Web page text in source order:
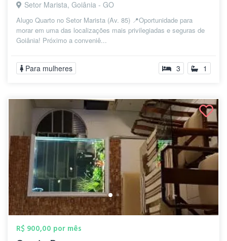
Setor Marista, Goiânia - GO
Alugo Quarto no Setor Marista (Av. 85) 📍 ​Oportunidade para
morar em uma das localizações mais privilegiadas e seguras de
Goiânia! Próximo a conveniê...
Para mulheres 3 1
R$ 900,00 por mês